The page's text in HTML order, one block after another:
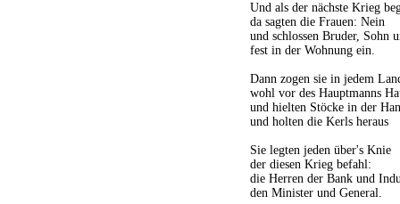
Und als der nächste Krieg
da sagten die Frauen: Nein
und schlossen Bruder, Sohn
fest in der Wohnung ein.
Dann zogen sie in jedem
wohl vor des Hauptmanns
und hielten Stöcke in der
und holten die Kerls heraus
Sie legten jeden über's Knie
der diesen Krieg befahl:
die Herren der Bank und
den Minister und General.